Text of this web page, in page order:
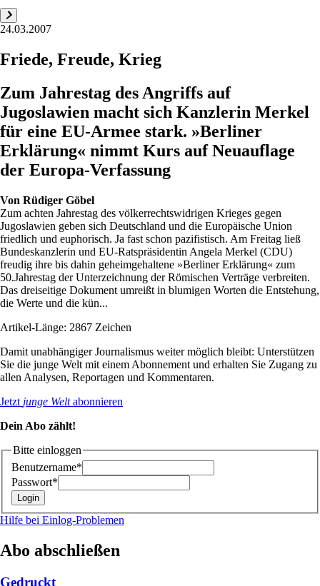
24.03.2007
Friede, Freude, Krieg
Zum Jahrestag des Angriffs auf
Jugoslawien macht sich Kanzlerin Merkel
für eine EU-Armee stark. »Berliner
Erklärung« nimmt Kurs auf Neuauflage
der Europa-Verfassung
Von Rüdiger Göbel
Zum achten Jahrestag des völkerrechtswidrigen Krieges gegen
Jugoslawien geben sich Deutschland und die Europäische Union
friedlich und euphorisch. Ja fast schon pazifistisch. Am Freitag ließ
Bundeskanzlerin und EU-Ratspräsidentin Angela Merkel (CDU)
freudig ihre bis dahin geheimgehaltene »Berliner Erklärung« zum
50.Jahrestag der Unterzeichnung der Römischen Verträge verbreiten.
Das dreiseitige Dokument umreißt in blumigen Worten die Entstehung,
die Werte und die kün...
Artikel-Länge: 2867 Zeichen
Damit unabhängiger Journalismus weiter möglich bleibt: Unterstützen
Sie die junge Welt mit einem Abonnement und erhalten Sie Zugang zu
allen Analysen, Reportagen und Kommentaren.
Jetzt junge Weltabonnieren
Dein Abo zählt!
Bitte einloggen
Benutzername*
Passwort*
Hilfe bei Einlog-Problemen
Abo abschließen
Gedruckt